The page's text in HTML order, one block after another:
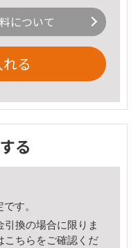
について
る
る
す。
換の場合に限りま
こちら をご確認くだ